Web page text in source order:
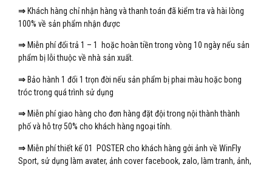
⇒ Khách hàng chỉ nhận hàng và thanh toán đã kiểm tra và hài lòng
100% về sản phẩm nhận được
⇒ Miễn phí đổi trả 1 – 1 hoặc hoàn tiền trong vòng 10 ngày nếu sản
phẩm bị lỗi thuộc về nhà sản xuất.
⇒ Bảo hành 1 đổi 1 trọn đời nếu sản phẩm bị phai màu hoặc bong
tróc trong quá trình sử dụng
⇒ Miễn phí giao hàng cho đơn hàng đặt đội trong nội thành thành
phố và hỗ trợ 50% cho khách hàng ngoại tỉnh.
⇒ Miễn phí thiết kế 01 POSTER cho khách hàng gởi ảnh về WinFly
Sport, sử dụng làm avater, ảnh cover facebook, zalo, làm tranh, ảnh,